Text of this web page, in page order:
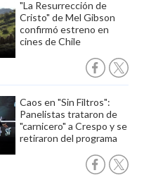
"La Resurrección de
Cristo" de Mel Gibson
confirmó estreno en
cines de Chile
Caos en "Sin Filtros":
Panelistas trataron de
"carnicero" a Crespo y se
retiraron del programa